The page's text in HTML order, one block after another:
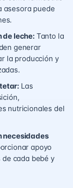
asesora puede
de leche:Tanto la
generar
la producción y
Las
nutricionales del
necesidades
apoyo
cada bebé y